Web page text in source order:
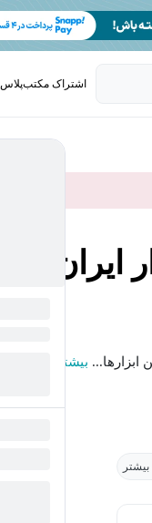
اشتراک مکتب‌پلاس
بیشتر